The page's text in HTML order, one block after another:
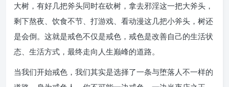
大树，有好几把斧头同时在砍树，拿去邪淫这一把大斧头，
剩下熬夜、饮食不节、打游戏、看动漫这几把小斧头，树还
是会倒。这就是戒色不仅是戒色，戒色是改善自己的生活状
态、生活方式，最终走向人生巅峰的道路。
当我们开始戒色，我们其实是选择了一条与堕落人不一样的